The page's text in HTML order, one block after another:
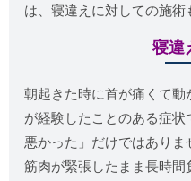
は、寝違えに対しての施術
寝違
朝起きた時に首が痛くて動
が経験したことのある症
悪かった」だけではあり
筋肉が緊張したまま長時